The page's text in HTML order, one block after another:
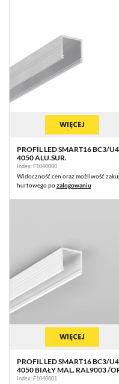
WIĘCEJ
PROFIL LED SMART16 BC3/U4
4050 ALU.SUR.
Index: F1040000
Widoczność cen oraz możliwość
hurtowego pozalogowaniu
WIĘCEJ
PROFIL LED SMART16 BC3/U4
4050 BIAŁY MAL. RAL9003 /
Index: F1040001